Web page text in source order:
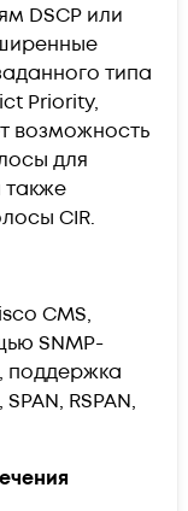
DSCP или
типа
Priority,
возможность
для
также
CIR.
CMS,
SNMP-
поддержка
RSPAN,